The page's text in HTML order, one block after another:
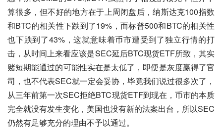
算很多，但不好的地方在于上周闭盘后，纳斯达克100指数
和BTC的相关性下跌到了19%，而标普500和BTC的相关性
也下跌到了43%，这就意味着币市遭受到了独立行情的打
击，从时间上来看应该是SEC延后BTC现货ETF所致，其实
赌短期能通过的可能性实在是太低了，即便是灰度赢得了官
司，也不代表SEC就一定会妥协，毕竟我们说过很多次了，
从三年前第一次SEC拒绝BTC现货ETF到现在，币市的本质
完全就没有发生变化，美国也没有新的法案出台，所以SEC
仍然有足够充分的理由不予以通过。